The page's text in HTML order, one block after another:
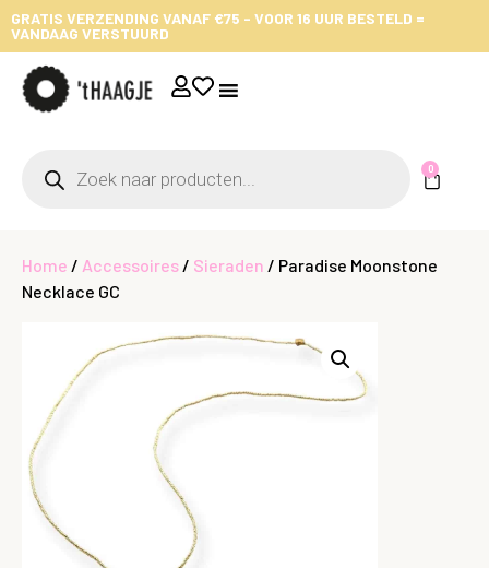
GRATIS VERZENDING VANAF €75 - VOOR 16 UUR BESTELD =
VANDAAG VERSTUURD
0
Home / Accessoires / Sieraden / Paradise Moonstone
Necklace GC